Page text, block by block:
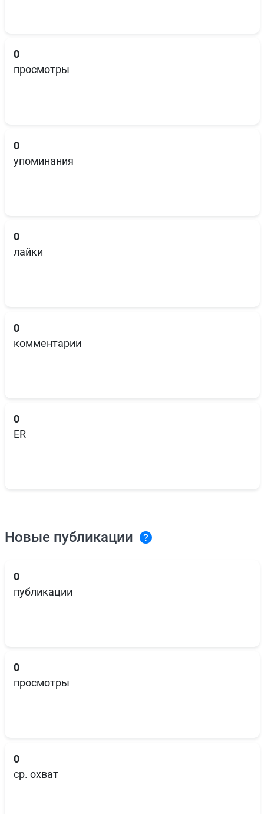
0
просмотры
0
упоминания
0
лайки
0
комментарии
0
ER
Новые публикации
0
публикации
0
просмотры
0
ср. охват